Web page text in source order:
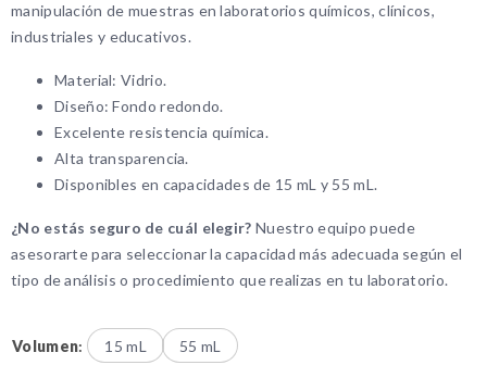
manipulación de muestras en laboratorios químicos, clínicos,
industriales y educativos.
Material: Vidrio.
Diseño: Fondo redondo.
Excelente resistencia química.
Alta transparencia.
Disponibles en capacidades de 15 mL y 55 mL.
¿No estás seguro de cuál elegir? Nuestro equipo puede
asesorarte para seleccionar la capacidad más adecuada según el
tipo de análisis o procedimiento que realizas en tu laboratorio.
Volumen: 15 mL 55 mL